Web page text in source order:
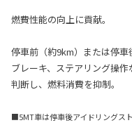
燃費性能の向上に貢献。
停車前（約9km）または停車
ブレーキ、ステアリング操
判断し、燃料消費を抑制。
■5MT車は停車後アイドリングス